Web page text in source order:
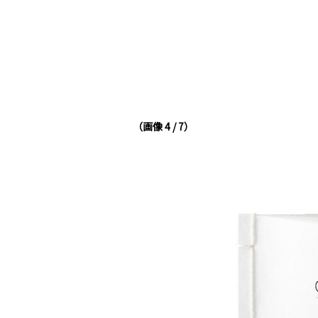
（画像 4 / 7）